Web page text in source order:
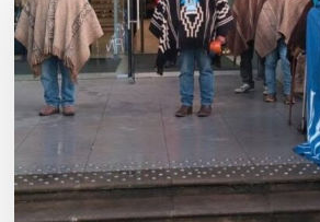
Winkul
Kusra
busca
ejercer
su
derecho